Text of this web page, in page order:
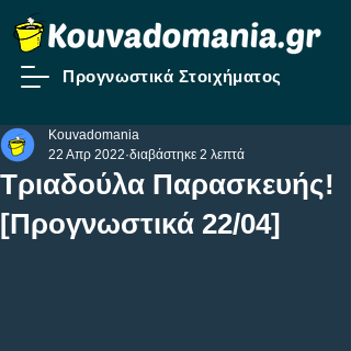
Προγνωστικά Στοιχήματος
Tριαδούλα Παρασκευής!
[Προγνωστικά 22/04]
Kouvadomania
22 Απρ 2022 διαβάστηκε 2 λεπτά